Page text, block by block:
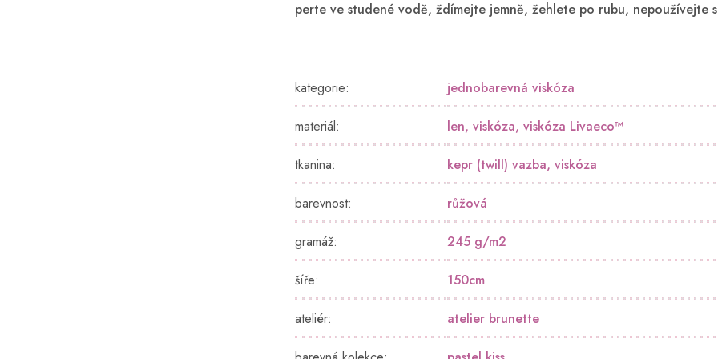
perte ve studené vodě, ždímejte jemně, žehlete po rubu, nepoužívejte
kategorie: jednobarevná viskóza
materiál: len, viskóza, viskóza Livaeco™
tkanina: kepr (twill) vazba, viskóza
barevnost: růžová
gramáž: 245 g/m2
šíře: 150cm
ateliér: atelier brunette